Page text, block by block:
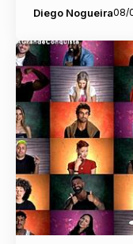
Diego Nogueira08/